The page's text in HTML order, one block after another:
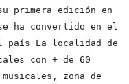
primera edición en
ha convertido en el
país La localidad de
con + de 60
zona de